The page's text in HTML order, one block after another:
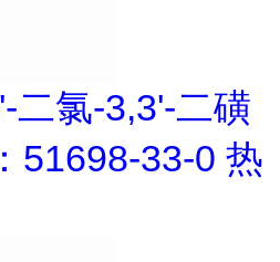
二氯-3,3'-二磺
51698-33-0 热